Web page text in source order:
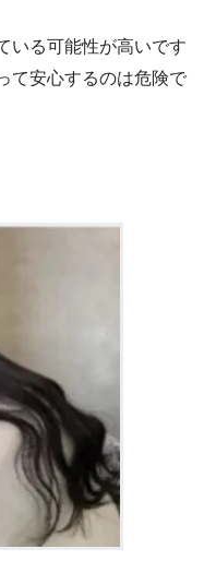
いる可能性が高いです
て安心するのは危険で